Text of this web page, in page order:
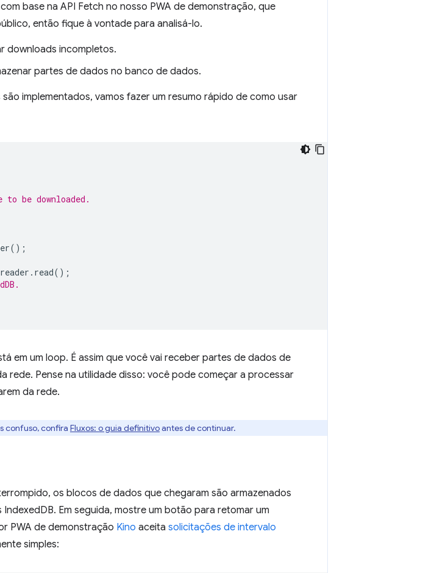
base na API Fetch no nosso PWA de demonstração, que
então fique à vontade para analisá-lo.
downloads incompletos.
partes de dados no banco de dados.
implementados, vamos fazer um resumo rápido de como usar
be downloaded.
();
reader . read();
em um loop. É assim que você vai receber partes de dados de
rede. Pense na utilidade disso: você pode começar a processar
da rede.
confuso, confira Fluxos: o guia definitivoantes de continuar.
os blocos de dados que chegaram são armazenados
Em seguida, mostre um botão para retomar um
PWA de demonstração Kino aceita solicitações de intervalo
simples: